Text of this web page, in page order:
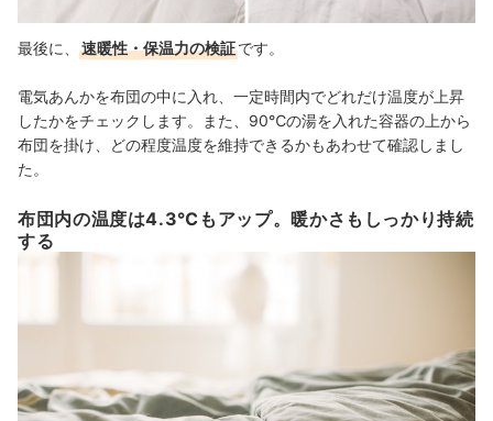
最後に、 速暖性・保温力の検証です。
電気あんかを布団の中に入れ、一定時間内でどれだけ温度が上昇
したかをチェックします。また、90℃の湯を入れた容器の上から
布団を掛け、どの程度温度を維持できるかもあわせて確認しまし
た。
布団内の温度は4.3℃もアップ。暖かさもしっかり持続
する